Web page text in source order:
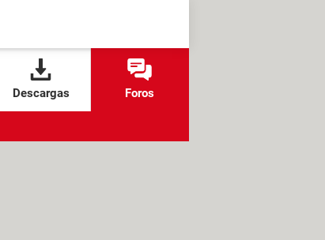
Descargas Foros